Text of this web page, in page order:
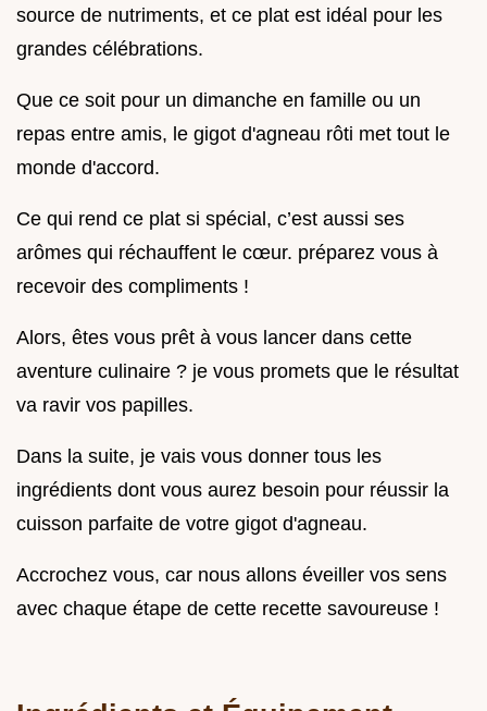
source de nutriments, et ce plat est idéal pour les
grandes célébrations.
Que ce soit pour un dimanche en famille ou un
repas entre amis, le gigot d'agneau rôti met tout le
monde d'accord.
Ce qui rend ce plat si spécial, c’est aussi ses
arômes qui réchauffent le cœur. préparez vous à
recevoir des compliments !
Alors, êtes vous prêt à vous lancer dans cette
aventure culinaire ? je vous promets que le résultat
va ravir vos papilles.
Dans la suite, je vais vous donner tous les
ingrédients dont vous aurez besoin pour réussir la
cuisson parfaite de votre gigot d'agneau.
Accrochez vous, car nous allons éveiller vos sens
avec chaque étape de cette recette savoureuse !